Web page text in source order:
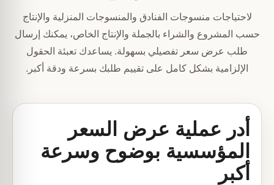
لاحتياجات منسوجات الفنادق والمنسوجات المنزلية والإنتاج
حسب المشروع والشراء بالجملة والإنتاج الخاص، يمكنك إرسال
طلب عرض سعر تفصيلي بسهولة. يساعدك تعبئة الحقول
الإلزامية بشكل كامل على تقييم طلبك بسرعة ودقة أكبر.
أدر عملية عرض السعر
المؤسسية بوضوح وسرعة
أكبر